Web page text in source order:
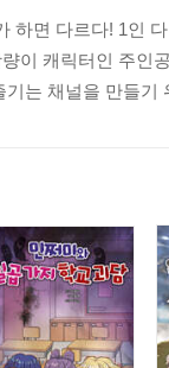
하면 다르다! 1인
이 캐릭터인 주인
기는 채널을 만들기